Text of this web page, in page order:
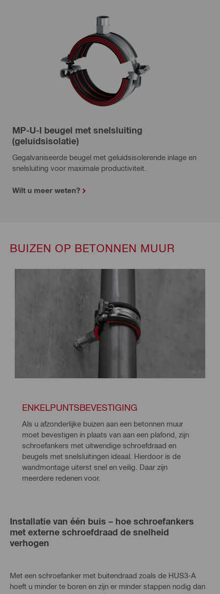
MP-U-I beugel met snelsluiting
(geluidsisolatie)
Gegalvaniseerde beugel met geluidsisolerende inlage en
snelsluiting voor maximale productiviteit.
Wilt u meer weten?
BUIZEN OP BETONNEN MUUR
ENKELPUNTSBEVESTIGING
Als u afzonderlijke buizen aan een betonnen muur
moet bevestigen in plaats van aan een plafond, zijn
schroefankers met uitwendige schroefdraad en
beugels met snelsluitingen ideaal. Hierdoor is de
wandmontage uiterst snel en veilig. Daar zijn
meerdere redenen voor.
Installatie van één buis – hoe schroefankers
met externe schroefdraad de snelheid
verhogen
Met een schroefanker met buitendraad zoals de HUS3-A
hoeft u minder te boren en zijn er minder stappen nodig dan